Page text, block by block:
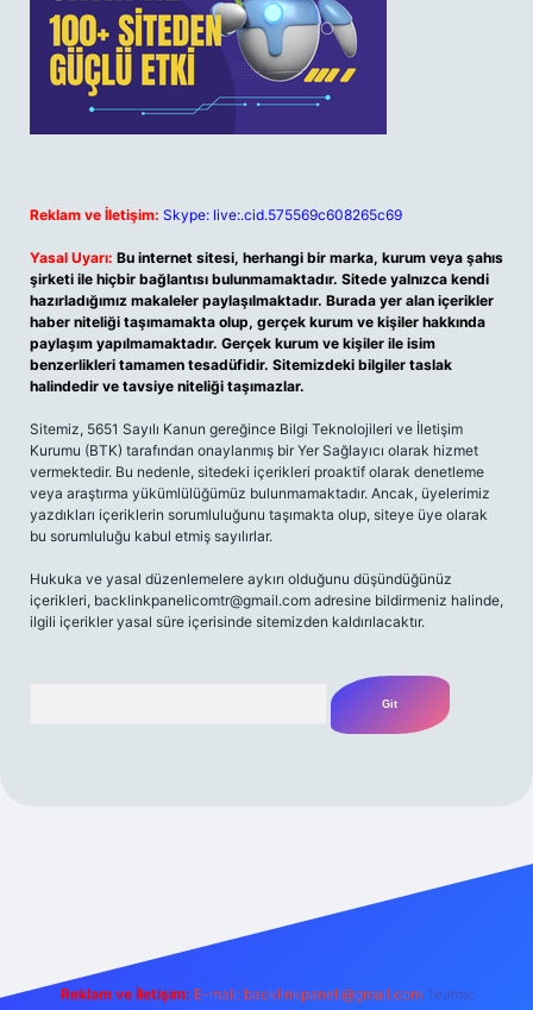
Reklam ve İletişim: Skype: live:.cid.575569c608265c69
Yasal Uyarı: Bu internet sitesi, herhangi bir marka, kurum veya şahıs
şirketi ile hiçbir bağlantısı bulunmamaktadır. Sitede yalnızca kendi
hazırladığımız makaleler paylaşılmaktadır. Burada yer alan içerikler
haber niteliği taşımamakta olup, gerçek kurum ve kişiler hakkında
paylaşım yapılmamaktadır. Gerçek kurum ve kişiler ile isim
benzerlikleri tamamen tesadüfidir. Sitemizdeki bilgiler taslak
halindedir ve tavsiye niteliği taşımazlar.
Sitemiz, 5651 Sayılı Kanun gereğince Bilgi Teknolojileri ve İletişim
Kurumu (BTK) tarafından onaylanmış bir Yer Sağlayıcı olarak hizmet
vermektedir. Bu nedenle, sitedeki içerikleri proaktif olarak denetleme
veya araştırma yükümlülüğümüz bulunmamaktadır. Ancak, üyelerimiz
yazdıkları içeriklerin sorumluluğunu taşımakta olup, siteye üye olarak
bu sorumluluğu kabul etmiş sayılırlar.
Hukuka ve yasal düzenlemelere aykırı olduğunu düşündüğünüz
içerikleri, backlinkpanelicomtr@gmail.com adresine bildirmeniz halinde,
ilgili içerikler yasal süre içerisinde sitemizden kaldırılacaktır.
Reklam ve İletişim: E-mail: backlinkpaneli@gmail.com Teams: